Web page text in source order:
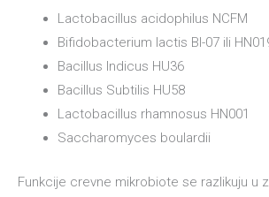
Lactobacillus acidophilus NCFM
Bifidobacterium lactis BI-07 ili
Bacillus Indicus HU36
Bacillus Subtilis HU58
Lactobacillus rhamnosus HN001
Saccharomyces boulardii
Funkcije crevne mikrobiote se razlikuju u